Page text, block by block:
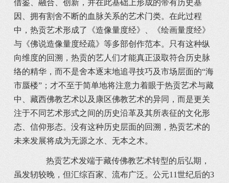
借鉴、融合、创新，并在此基础上形成的带有历史基
因、拥有割舍不断的血脉关系的艺术门类。在此过程
中，热贡艺术形成了《造像量度经》、《绘画量度经》
与《佛说造像量度经疏》等多部创作范本。只有这种纵
向维度的回溯，热贡的艺人们才能真正汲取符合历史脉
络的精华，而不是舍本逐末地追寻技巧及市场层面的“海
市蜃楼”；才不至于简单地将注意力着眼于热贡艺术与藏
中、藏西佛教艺术以及康区佛教艺术的异同，而是更关
注于不同艺术形式之间的历史沿革及其所表征的文化形
态、信仰形态。没有这种历史层面的回溯，热贡艺术的
未来发展将成为无源之水、无本之木。
热贡艺术发端于藏传佛教艺术转型的后弘期，
虽发轫较晚，但汇综百家、流布广泛。公元11世纪后的3